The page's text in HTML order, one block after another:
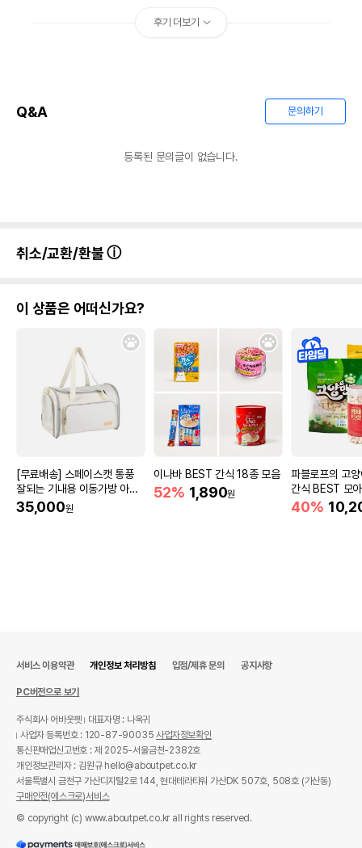
후기 더보기
Q&A 문의하기
등록된 문의글이 없습니다.
취소/교환/환불
이 상품은 어떠신가요?
[무료배송] 스페이스캣 통풍
잘되는 기내용 이동가방 아이
보리
35,000원
이나바 BEST 간식 18종 모음
52% 1,890원
파블로프의 고
간식 BEST 모
40%
서비스 이용약관 개인정보 처리방침 입점/제휴 문의 공지사항
PC버전으로 보기
주식회사 어바웃펫
대표자명 : 나옥귀
사업자 등록번호 : 120-87-90035사업자정보확인
통신판매업신고번호 : 제 2025-서울금천-2382호
개인정보관리자 : 김원규 hello@aboutpet.co.kr
서울특별시 금천구 가산디지털2로 144, 현대테라타워 가산DK 507호, 508호 (가산동)
구매안전(에스크로)서비스
© copyright (c) www.aboutpet.co.kr all rights reserved.